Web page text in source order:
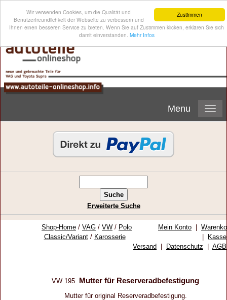
Zustimmen
Wir verwenden Cookies, um die Qualität und
Benutzerfreundlichkeit der Webseite zu verbessern und
Ihnen einen besseren Service zu bieten. Wenn Sie auf Zustimmen klicken, erklären Sie sich
damit einverstanden. Mehr Infos
Menu
Erweiterte Suche
Shop-Home / VAG / VW / Polo
Classic/Variant/ Karosserie
Mein Konto
Kasse
Versand
Datenschutz AGB
VW 195 Mutter für Reserveradbefestigung
Mutter für original Reserveradbefestigung.